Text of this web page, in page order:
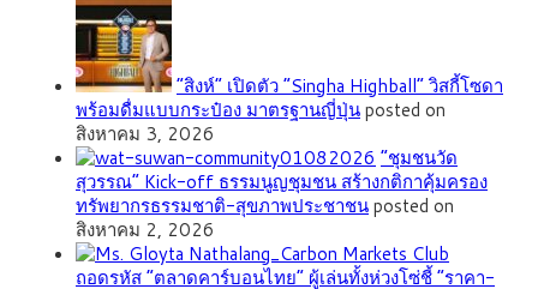
“สิงห์” เปิดตัว “Singha Highball” วิสกี้โซดา
พร้อมดื่มแบบกระป๋อง มาตรฐานญี่ปุ่นposted on
สิงหาคม 3, 2026
”ชุมชนวัด
สุวรรณ” Kick-off ธรรมนูญชุมชน สร้างกติกาคุ้มครอง
ทรัพยากรธรรมชาติ-สุขภาพประชาชนposted on
สิงหาคม 2, 2026
ถอดรหัส “ตลาดคาร์บอนไทย” ผู้เล่นทั้งห่วงโซ่ชี้ “ราคา-